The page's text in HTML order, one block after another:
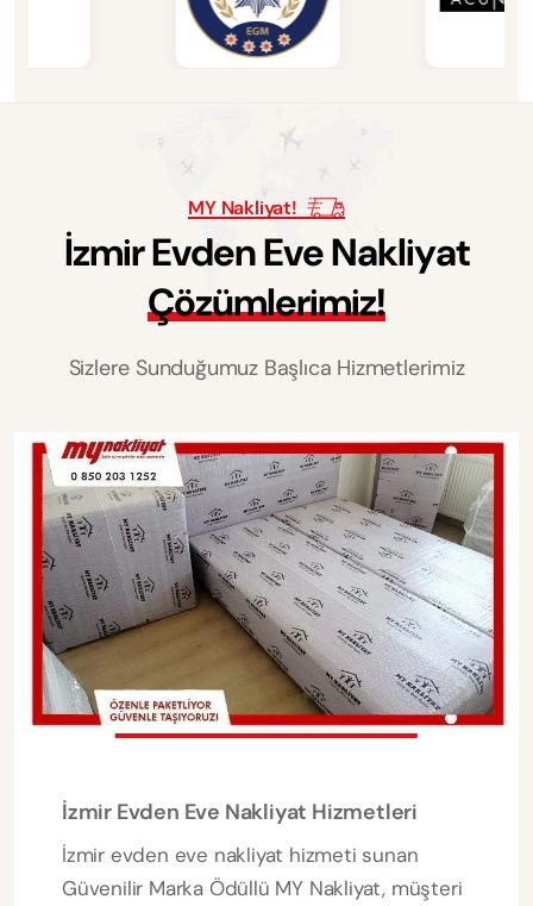
MY Nakliyat!
İzmirEvdenEveNakliyat
Çözümlerimiz!
Sizlere Sunduğumuz Başlıca Hizmetlerimiz
İzmir Evden Eve Nakliyat Hizmetleri
İzmir evden eve nakliyat hizmeti sunan
Güvenilir Marka Ödüllü MY Nakliyat, müşteri